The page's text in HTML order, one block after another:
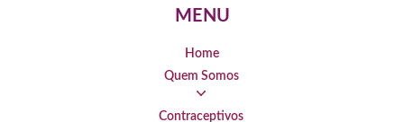
MENU
Home
Quem Somos
Contraceptivos